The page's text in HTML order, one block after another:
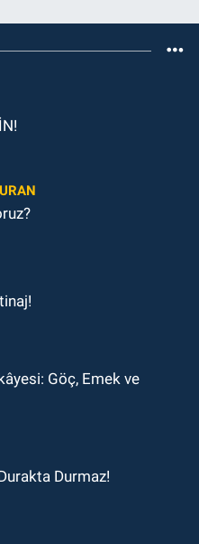
Göç, Emek ve
Durmaz!